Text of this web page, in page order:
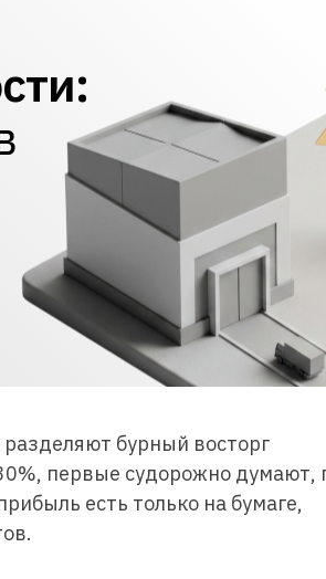
бурный восторг
первые судорожно думают,
есть только на бумаге,